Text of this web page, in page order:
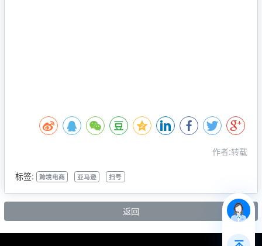
作者:转载
标签: 跨境电商 亚马逊 扫号
返回